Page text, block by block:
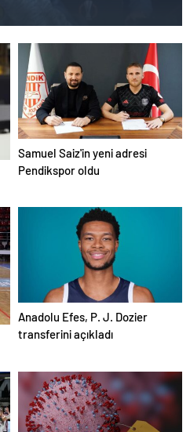
Samuel Saiz'in yeni adresi
Pendikspor oldu
Anadolu Efes, P. J. Dozier
transferini açıkladı